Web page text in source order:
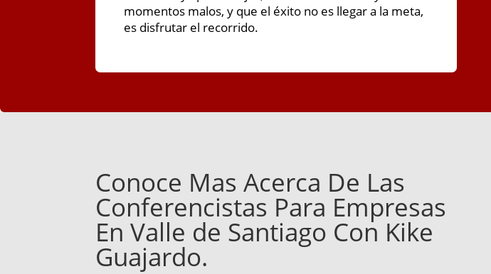
momentos malos, y que el éxito no es llegar a la meta,
es disfrutar el recorrido.
Conoce Mas Acerca De Las
Conferencistas Para Empresas
En Valle de Santiago Con Kike
Guajardo.